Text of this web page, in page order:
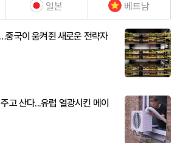
일본 베트남
중국이 움켜쥔 새로운 전략자
고 산다...유럽 열광시킨 메이